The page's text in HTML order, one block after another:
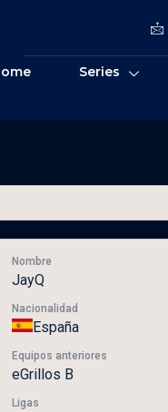
Series
Nombre
JayQ
Nacionalidad
España
Equipos anteriores
eGrillos B
Ligas